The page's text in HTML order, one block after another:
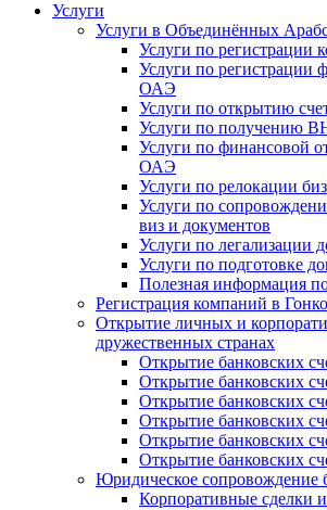
Услуги
Услуги в Объединённых
Услуги по регистрации
Услуги по регистрации
ОАЭ
Услуги по открытию
Услуги по получению
Услуги по финансовой
ОАЭ
Услуги по релокации
Услуги по
виз и документов
Услуги по легализации
Услуги по подготовке
Полезная информация
Регистрация компаний в
Открытие личных и
дружественных странах
Открытие банковских
Открытие банковских
Открытие банковских
Открытие банковских
Открытие банковских
Открытие банковских
Юридическое сопровождение
Корпоративные сделки